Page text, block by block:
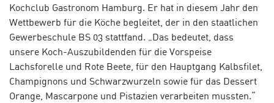
Kochclub Gastronom Hamburg. Er hat in diesem Jahr den
Wettbewerb für die Köche begleitet, der in den staatlichen
Gewerbeschule BS 03 stattfand. „Das bedeutet, dass
unsere Koch-Auszubildenden für die Vorspeise
Lachsforelle und Rote Beete, für den Hauptgang Kalbsfilet,
Champignons und Schwarzwurzeln sowie für das Dessert
Orange, Mascarpone und Pistazien verarbeiten mussten.“